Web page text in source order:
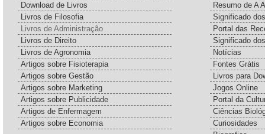
Download de Livros
Livros de Filosofia
Livros de Administração
Livros de Direito
Livros de Agronomia
Artigos sobre Fisioterapia
Artigos sobre Gestão
Artigos sobre Marketing
Artigos sobre Publicidade
Artigos de Enfermagem
Artigos sobre Economia
Resumo de A
Significado
Portal das
Significado
Notícias
Fontes Grátis
Livros para
Jogos Online
Portal da
Ciências
Curiosidades